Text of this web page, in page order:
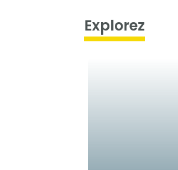
Explorez